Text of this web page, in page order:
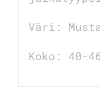
Väri:
Koko: 40-46